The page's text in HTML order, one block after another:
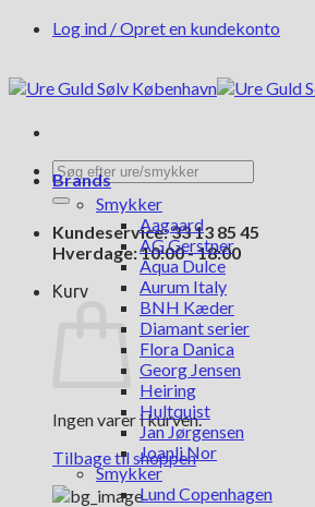
FortsætLog ind / Opret en kundekonto
Søg
efter:
Kundeservice: 33 13 85 45
Hverdage: 10:00 - 18:00
Kurv
Ingen varer i kurven.
Tilbage til shoppen
Brands
Smykker
Aagaard
AG Gerstner
Aqua Dulce
Aurum Italy
BNH Kæder
Diamant serier
Flora Danica
Georg Jensen
Heiring
Hultquist
Jan Jørgensen
Joanli Nor
Smykker
Lund Copenhagen